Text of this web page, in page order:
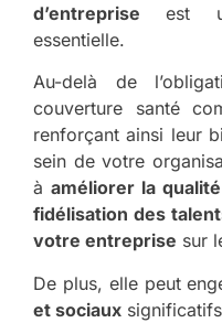
d’entreprise est
essentielle.
Au-delà de
couverture santé
renforçant ainsi leur
sein de votre
à améliorer la
fidélisation des
votre entreprise sur
De plus, elle peut
et sociaux